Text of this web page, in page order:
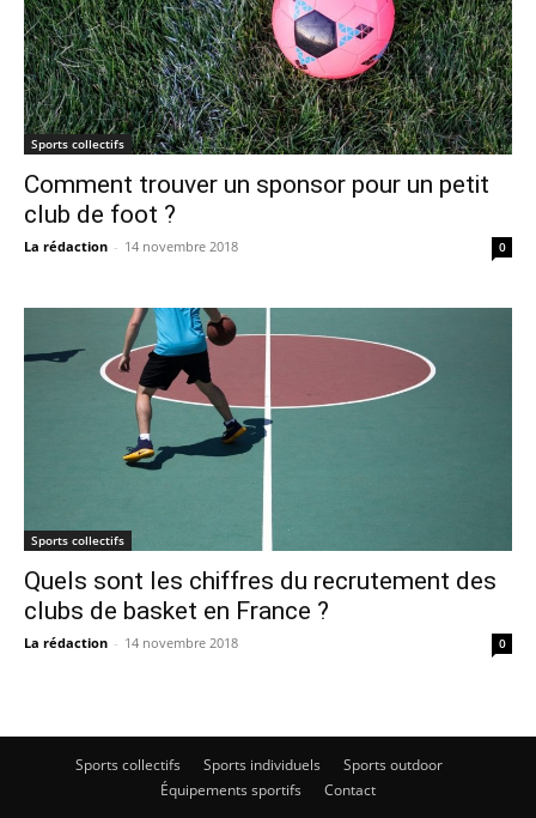
Sports collectifs
Comment trouver un sponsor pour un petit
club de foot ?
La rédaction - 14 novembre 2018 0
Sports collectifs
Quels sont les chiffres du recrutement des
clubs de basket en France ?
La rédaction - 14 novembre 2018 0
Sports collectifs Sports individuels
Sports outdoor
Équipements sportifs
Contact